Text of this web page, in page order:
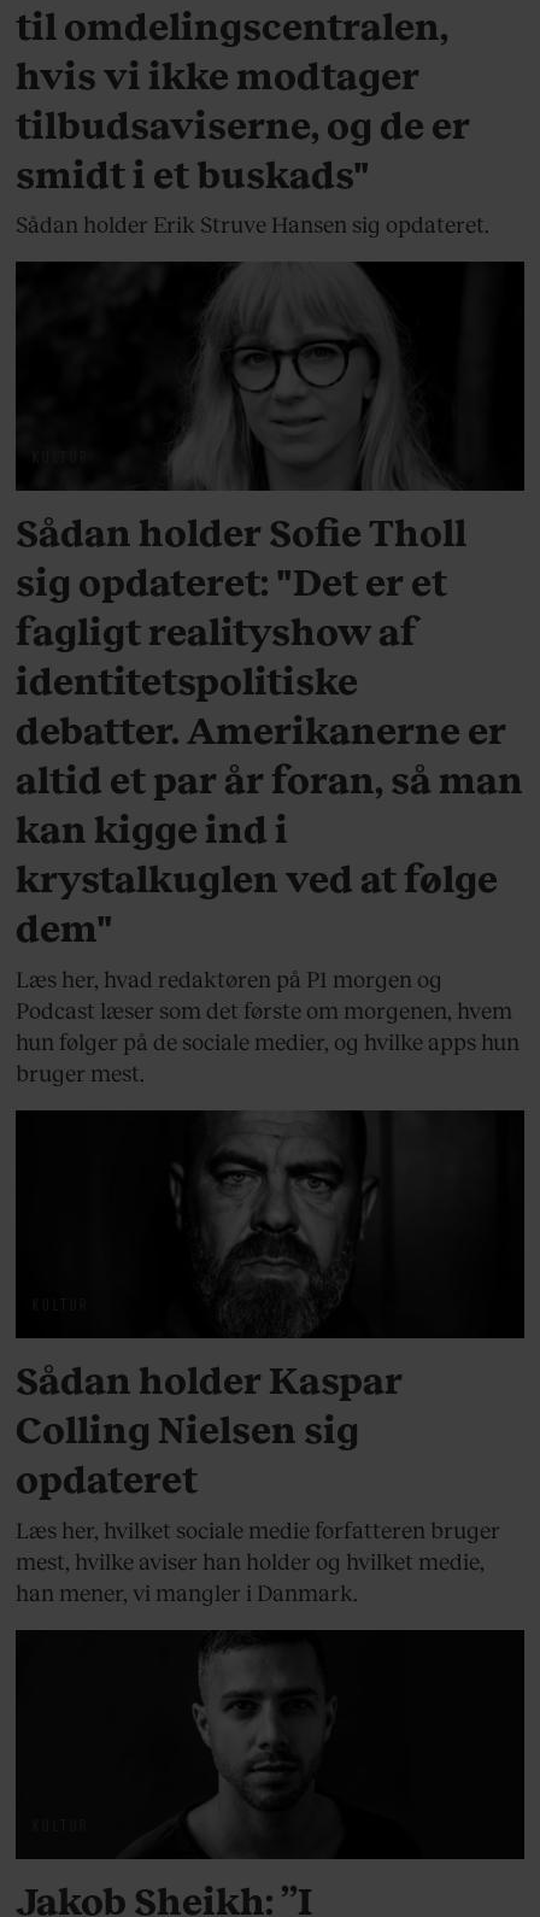
til omdelingscentralen,
hvis vi ikke modtager
tilbudsaviserne, og de er
smidt i et buskads"
Sådan holder Erik Struve Hansen sig opdateret.
Sådan holder Sofie Tholl
sig opdateret: "Det er et
fagligt realityshow af
identitetspolitiske
debatter. Amerikanerne er
altid et par år foran, så man
kan kigge ind i
krystalkuglen ved at følge
dem"
Læs her, hvad redaktøren på P1 morgen og
Podcast læser som det første om morgenen, hvem
hun følger på de sociale medier, og hvilke apps hun
bruger mest.
Sådan holder Kaspar
Colling Nielsen sig
opdateret
Læs her, hvilket sociale medie forfatteren bruger
mest, hvilke aviser han holder og hvilket medie,
han mener, vi mangler i Danmark.
Jakob Sheikh: ”I